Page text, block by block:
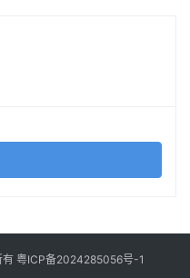
通过特殊软件进入），并
于非法活动的打击，核心
银行体系，这被牢牢地掌
于找到了第一个应用场景
有 粤ICP备2024285056号-1